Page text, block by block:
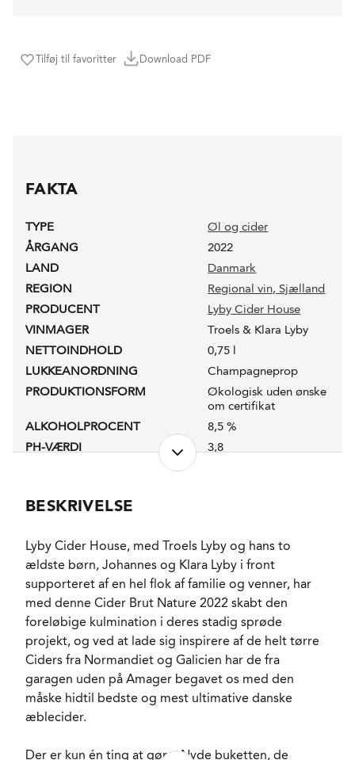
Tilføj til favoritter Download PDF
FAKTA
TYPE
Øl og cider
ÅRGANG
2022
LAND
Danmark
REGION
Regional vin, Sjælland
PRODUCENT
Lyby Cider House
VINMAGER
Troels & Klara Lyby
NETTOINDHOLD
0,75 l
LUKKEANORDNING
Champagneprop
PRODUKTIONSFORM
Økologisk uden ønske
om certifikat
ALKOHOLPROCENT
8,5 %
PH-VÆRDI
3,8
LAGRING
degorgement uden
dosage. Det vil sige
med Cider fra andre
flasker.
FORVENTET HOLDBARHED
2-3 år fra
degorgement. Måske
længere. Vi ved det
endnu ikke!
SERVERINGS-TEMPERATUR
7 - 9°C
EMBALLAGETYPE
Flaske (75 cl)
VARENR.
223621
BESKRIVELSE
Lyby Cider House, med Troels Lyby og hans to
ældste børn, Johannes og Klara Lyby i front
supporteret af en hel flok af familie og venner, har
med denne Cider Brut Nature 2022 skabt den
foreløbige kulmination i deres stadig sprøde
projekt, og ved at lade sig inspirere af de helt tørre
Ciders fra Normandiet og Galicien har de fra
garagen uden på Amager begavet os med den
måske hidtil bedste og mest ultimative danske
æblecider.
Der er kun én ting at gøre: Nyde buketten, de